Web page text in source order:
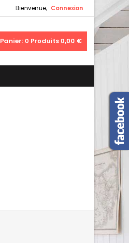
Bienvenue, Connexion
Panier: 0 Produits 0,00 €